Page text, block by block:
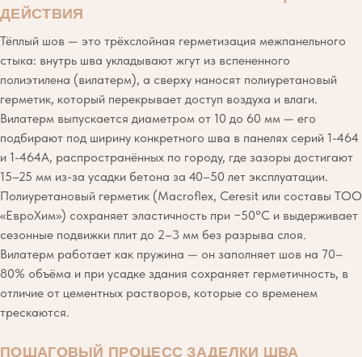
ДЕЙСТВИЯ
Тёплый шов — это трёхслойная герметизация межпанельного
стыка: внутрь шва укладывают жгут из вспененного
полиэтилена (вилатерм), а сверху наносят полиуретановый
герметик, который перекрывает доступ воздуха и влаги.
Вилатерм выпускается диаметром от 10 до 60 мм — его
подбирают под ширину конкретного шва в панелях серий 1-464
и 1-464А, распространённых по городу, где зазоры достигают
15–25 мм из-за усадки бетона за 40–50 лет эксплуатации.
Полиуретановый герметик (Macroflex, Ceresit или составы ТОО
«ЕвроХим») сохраняет эластичность при −50°C и выдерживает
сезонные подвижки плит до 2–3 мм без разрыва слоя.
Вилатерм работает как пружина — он заполняет шов на 70–
80% объёма и при усадке здания сохраняет герметичность, в
отличие от цементных растворов, которые со временем
трескаются.
ПОШАГОВЫЙ ПРОЦЕСС ЗАДЕЛКИ ШВА